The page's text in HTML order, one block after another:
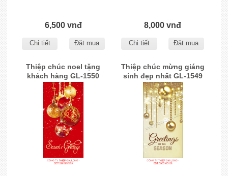
6,500 vnđ
Chi tiết Đặt mua
8,000 vnđ
Chi tiết Đặt mua
Thiệp chúc noel tặng
khách hàng GL-1550
Thiệp chúc mừng giáng
sinh đẹp nhất GL-1549